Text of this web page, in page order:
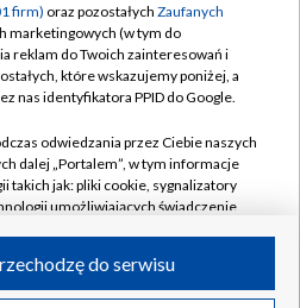
prywatności
zgody
Pomoc
Kontakt
Kanały
Polska S.A. w likwidacji
firm) oraz pozostałych Zaufanych
marketingowych (w tym do
reklam do Twoich zainteresowań i
które wskazujemy poniżej, a
nas identyfikatora PPID do Google.
odwiedzania przez Ciebie naszych
dalej „Portalem”, w tym informacje
takich jak: pliki cookie, sygnalizatory
umożliwiających świadczenie
do serwisu